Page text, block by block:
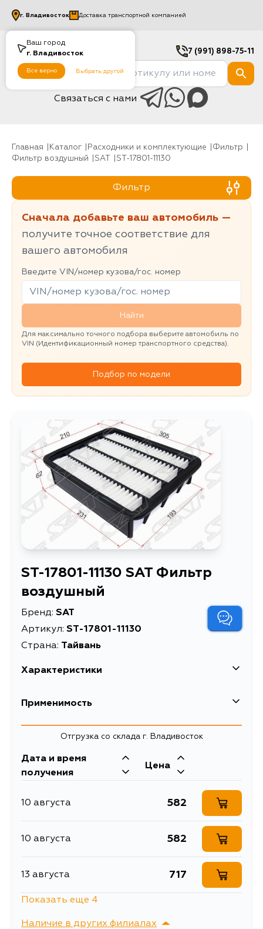
Ваш город
г. Владивосток
Все верно Выбрать другой
г. Владивосток Доставка транспортной компанией
7 (991) 898-75-11
Связаться с нами
Главная Каталог Расходники и комплектующие
фильтр
Фильтр воздушный
SAT ST-17801-11130
Фильтр
Сначала добавьте ваш автомобиль —
получите точное соответствие для
вашего автомобиля
Введите VIN/номер кузова/гос. номер
Найти
Для максимально точного подбора выберите автомобиль по
VIN (Идентификационный номер транспортного средства).
Подбор по модели
ST-17801-11130 SAT Фильтр
воздушный
Бренд: SAT
Артикул: ST-17801-11130
Страна: Тайвань
Характеристики
Описание
Расширенное описание
TOYOTA LAND
Товарная группа
Применимость
Toyota
Кузов Двигатель
GRJ150, KDJ150, TRJ150, GDJ150,
GDJ151, GDJ155
1GDFTV
Отгрузка со склада г. Владивосток
Дата и время
получения
Цена
10 августа 582
10 августа 582
13 августа 717
Показать еще 4
Наличие в других филиалах